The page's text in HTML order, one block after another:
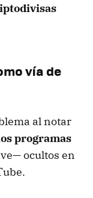
vía de
al notar
programas
ocultos en